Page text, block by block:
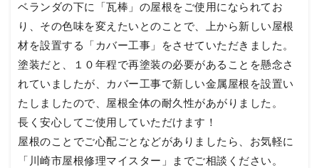
ベランダの下に「瓦棒」の屋根をご使用になられてお
り、その色味を変えたいとのことで、上から新しい屋根
材を設置する「カバー工事」をさせていただきました。
塗装だと、１０年程で再塗装の必要があることを懸念さ
れていましたが、カバー工事で新しい金属屋根を設置い
たしましたので、屋根全体の耐久性があがりました。
長く安心してご使用していただけます！
屋根のことでご心配ごとなどがありましたら、お気軽に
「川崎市屋根修理マイスター」までご相談ください。